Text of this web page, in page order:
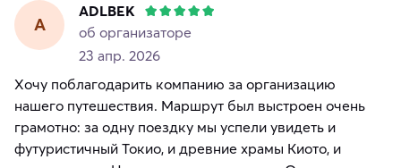
A
ADLBEK
об организаторе
23 апр. 2026
Хочу поблагодарить компанию за организацию
нашего путешествия. Маршрут был выстроен очень
грамотно: за одну поездку мы успели увидеть и
футуристичный Токио, и древние храмы Киото, и